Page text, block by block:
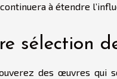
à étendre
sélection
des œuvres qui